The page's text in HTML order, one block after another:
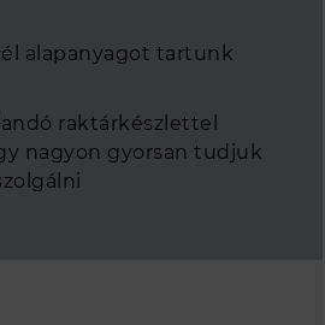
alapanyagot tartunk
raktárkészlettel
nagyon gyorsan tudjuk